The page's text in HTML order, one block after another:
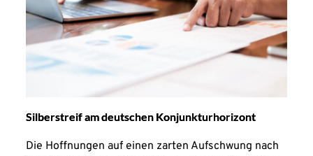
Silberstreif am deutschen Konjunkturhorizont
Die Hoffnungen auf einen zarten Aufschwung nach